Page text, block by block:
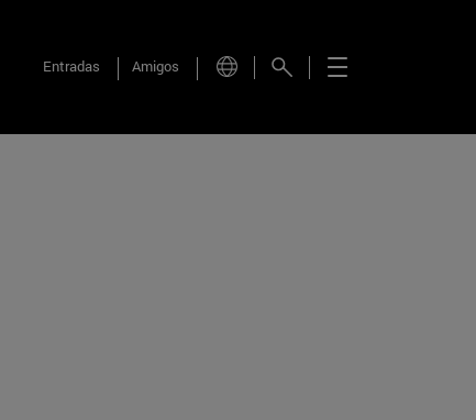
Entradas Amigos